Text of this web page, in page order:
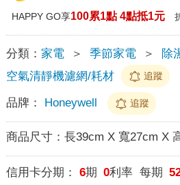
HAPPY GO享100累1點 4點抵1元
分類： 家電 ＞ 季節家電 ＞ 除
空氣清靜機濾網/耗材
追蹤
品牌： Honeywell 追蹤
商品尺寸： 長39cm X 寬27cm X
信用卡分期： 6期 0利率 每期